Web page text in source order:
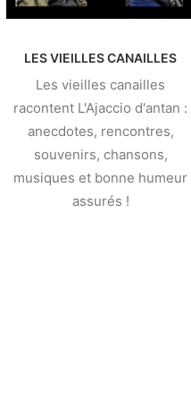
LES VIEILLES CANAILLES
Les vieilles canailles
racontent L'Ajaccio d'antan :
anecdotes, rencontres,
souvenirs, chansons,
musiques et bonne humeur
assurés !